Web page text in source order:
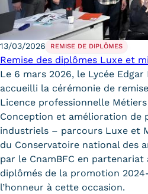
13/03/2026 REMISE DE DIPLÔMES
Remise des diplômes Luxe et
Le 6 mars 2026, le Lycée
accueilli la cérémonie de
Licence professionnelle
Conception et amélioration de
industriels – parcours Luxe et
du Conservatoire national des
par le CnamBFC en partenariat
diplômés de la promotion
l’honneur à cette occasion.